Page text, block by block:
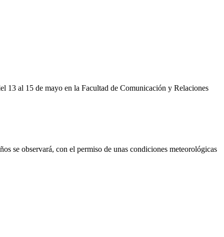
13 al 15 de mayo en la Facultad de Comunicación y Relaciones
se observará, con el permiso de unas condiciones meteorológicas